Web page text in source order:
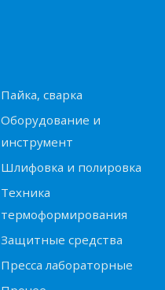
Пайка, сварка
Оборудование и
инструмент
Шлифовка и полировка
Техника
термоформирования
Защитные средства
Пресса лабораторные